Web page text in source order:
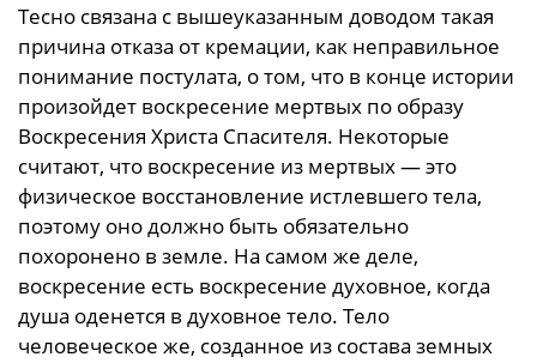
Тесно связана с вышеуказанным доводом такая
причина отказа от кремации, как неправильное
понимание постулата, о том, что в конце истории
произойдет воскресение мертвых по образу
Воскресения Христа Спасителя. Некоторые
считают, что воскресение из мертвых — это
физическое восстановление истлевшего тела,
поэтому оно должно быть обязательно
похоронено в земле. На самом же деле,
воскресение есть воскресение духовное, когда
душа оденется в духовное тело. Тело
человеческое же, созданное из состава земных